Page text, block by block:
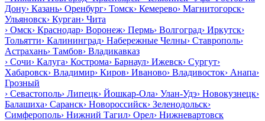
Дону› Казань› Оренбург› Томск› Кемерево› Магнитогорск›
Ульяновск› Курган› Чита
› Омск› Краснодар› Воронеж› Пермь› Волгоград› Иркутск›
Тольятти› Калининград› Набережные Челны› Ставрополь›
Астрахань› Тамбов› Владикавказ
› Сочи› Калуга› Кострома› Барнаул› Ижевск› Сургут›
Хабаровск› Владимир› Киров› Иваново› Владивосток› Анапа›
Грозный
› Севастополь› Липецк› Йошкар-Ола› Улан-Удэ› Новокузнецк›
Балашиха› Саранск› Новороссийск› Зеленодольск›
Симферополь› Нижний Тагил› Орел› Нижневартовск